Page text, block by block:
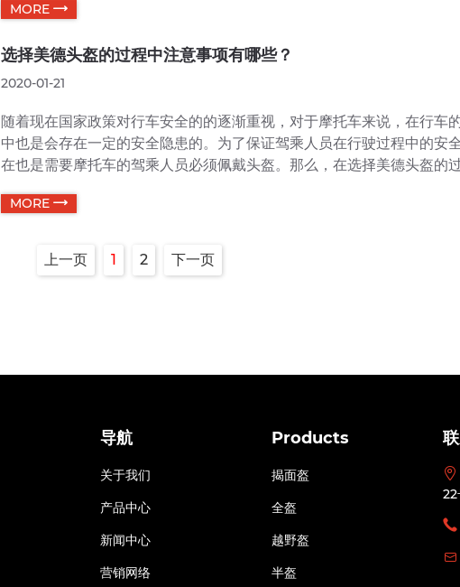
较广泛吗？现在市场上的头盔品牌也有很多，而不同头盔之间的质量也是
MORE
选择美德头盔的过程中注意事项有哪些？
2020-01-21
随着现在国家政策对行车安全的的逐渐重视，对于摩托车来说，在行车
中也是会存在一定的安全隐患的。为了保证驾乘人员在行驶过程中的安
在也是需要摩托车的驾乘人员必须佩戴头盔。那么，在选择美德头盔的
品相对来说质量比较可靠，因为在生产的各个环节中也是会具有相对比较
MORE
上一页 1 2 下一页
导航
关于我们
产品中心
新闻中心
营销网络
Products
揭面盔
全盔
越野盔
半盔
22